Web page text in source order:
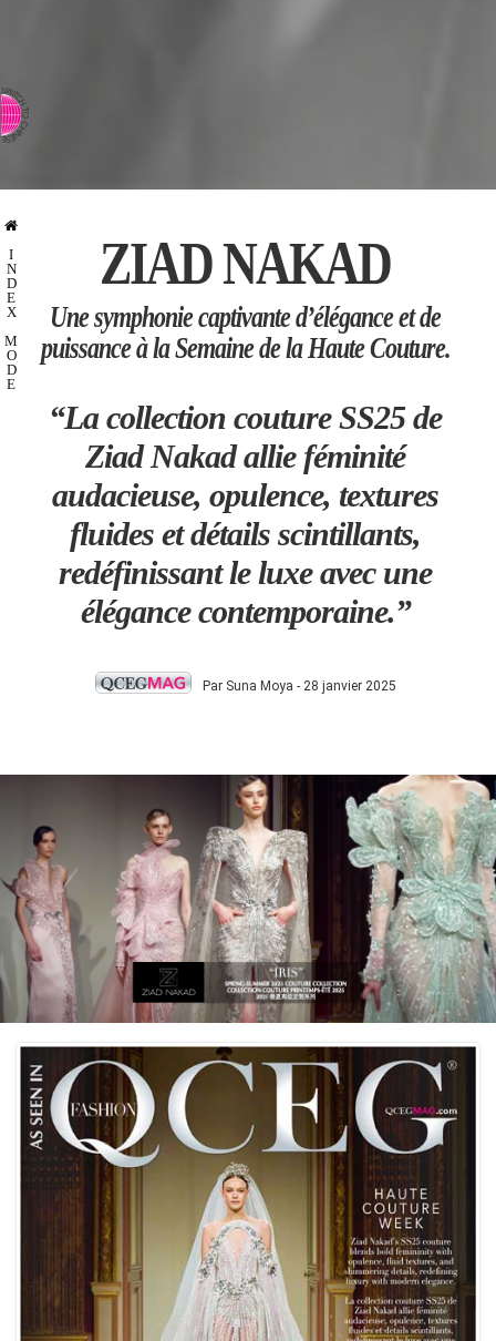
I
N
D
E
X
M
O
D
E
ZIAD NAKAD
Une symphonie captivante d’élégance et de
puissance à la Semaine de la Haute Couture.
“La collection couture SS25 de
Ziad Nakad allie féminité
audacieuse, opulence, textures
fluides et détails scintillants,
redéfinissant le luxe avec une
élégance contemporaine.”
Par Suna Moya - 28 janvier 2025